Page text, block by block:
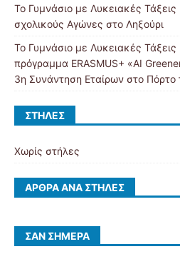
Το Γυμνάσιο με Λυκειακές
σχολικούς Αγώνες στο Ληξούρι
Το Γυμνάσιο με Λυκειακές
πρόγραμμα ERASMUS+ «AI
3η Συνάντηση Εταίρων στο Πόρτο
ΣΤΉΛΕΣ
Χωρίς στήλες
ΆΡΘΡΑ ΑΝΆ ΣΤΉΛΕΣ
ΣΑΝ ΣΉΜΕΡΑ